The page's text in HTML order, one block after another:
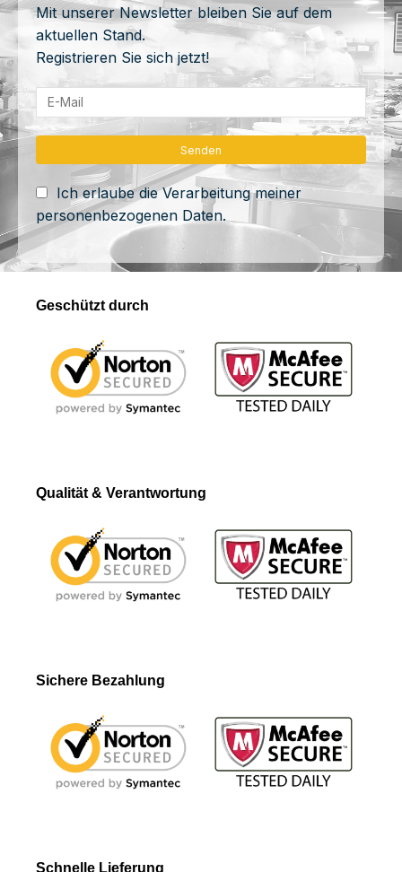
Mit unserer Newsletter bleiben Sie auf dem
aktuellen Stand.
Registrieren Sie sich jetzt!
Ich erlaube die Verarbeitung meiner
personenbezogenen Daten.
Geschützt durch
Qualität & Verantwortung
Sichere Bezahlung
Schnelle Lieferung